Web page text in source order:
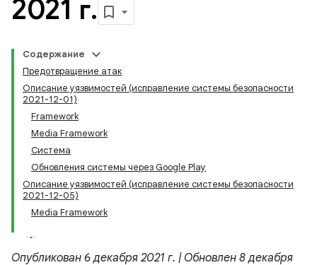
2021 г.
Содержание
Предотвращение атак
Описание уязвимостей (исправление системы безопасности
2021-12-01)
Framework
Media Framework
Система
Обновления системы через Google Play
Описание уязвимостей (исправление системы безопасности
2021-12-05)
Media Framework
Опубликован 6 декабря 2021 г. | Обновлен 8 декабря